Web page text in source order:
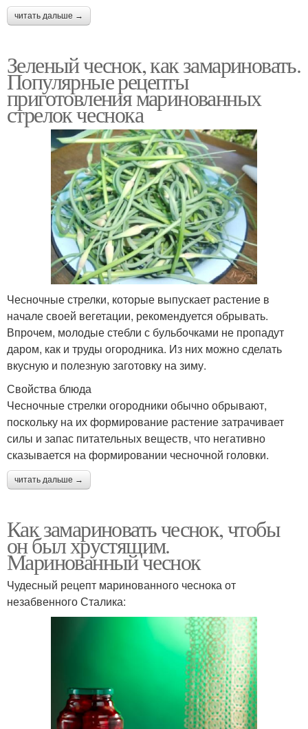
читать дальше →
Зеленый чеснок, как замариновать.
Популярные рецепты
приготовления маринованных
стрелок чеснока
Чесночные стрелки, которые выпускает растение в
начале своей вегетации, рекомендуется обрывать.
Впрочем, молодые стебли с бульбочками не пропадут
даром, как и труды огородника. Из них можно сделать
вкусную и полезную заготовку на зиму.
Свойства блюда
Чесночные стрелки огородники обычно обрывают,
поскольку на их формирование растение затрачивает
силы и запас питательных веществ, что негативно
сказывается на формировании чесночной головки.
читать дальше →
Как замариновать чеснок, чтобы
он был хрустящим.
Маринованный чеснок
Чудесный рецепт маринованного чеснока от
незабвенного Сталика: